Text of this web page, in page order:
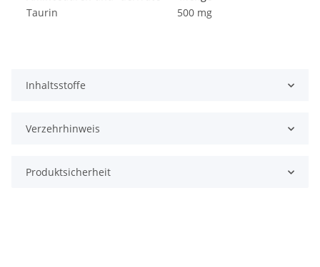
Taurin
500 mg
Inhaltsstoffe
Verzehrhinweis
Produktsicherheit